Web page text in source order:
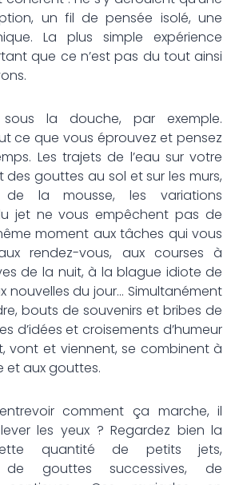
un fil de pensée isolé, une
La plus simple expérience
que ce n’est pas du tout ainsi
la douche, par exemple.
ce que vous éprouvez et pensez
Les trajets de l’eau sur votre
des gouttes au sol et sur les murs,
la mousse, les variations
jet ne vous empêchent pas de
moment aux tâches qui vous
rendez-vous, aux courses à
de la nuit, à la blague idiote de
nouvelles du jour… Simultanément
bouts de souvenirs et bribes de
d’idées et croisements d’humeur
vont et viennent, se combinent à
et aux gouttes.
comment ça marche, il
les yeux ? Regardez bien la
quantité de petits jets,
de gouttes successives, de